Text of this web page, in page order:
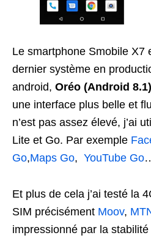
Le smartphone Smobile X7
dernier système en
android, Oréo (Android 8.1)
une interface plus belle et
n’est pas assez élevé, j’ai
Lite et Go. Par exemple
Go,Maps Go, YouTube Go
Et plus de cela j’ai testé la
SIM précisément Moov,
impressionné par la